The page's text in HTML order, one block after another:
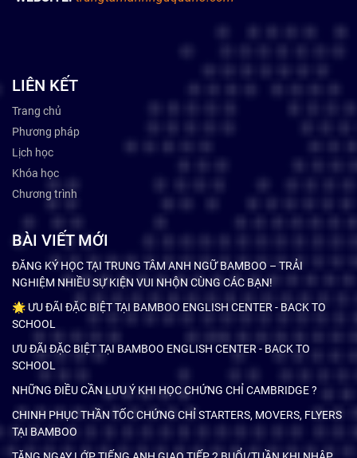
LIÊN KẾT
Trang chủ
Phương pháp
Lịch học
Khóa học
Chương trình
BÀI VIẾT MỚI
ĐĂNG KÝ HỌC TẠI TRUNG TÂM ANH NGỮ BAMBOO – TRẢI
NGHIỆM NHIỀU SỰ KIỆN VUI NHỘN CÙNG CÁC BẠN!
🌟 ƯU ĐÃI ĐẶC BIỆT TẠI BAMBOO ENGLISH CENTER - BACK TO
SCHOOL
ƯU ĐÃI ĐẶC BIỆT TẠI BAMBOO ENGLISH CENTER - BACK TO
SCHOOL
NHỮNG ĐIỀU CẦN LƯU Ý KHI HỌC CHỨNG CHỈ CAMBRIDGE ?
CHINH PHỤC THẦN TỐC CHỨNG CHỈ STARTERS, MOVERS, FLYERS
TẠI BAMBOO